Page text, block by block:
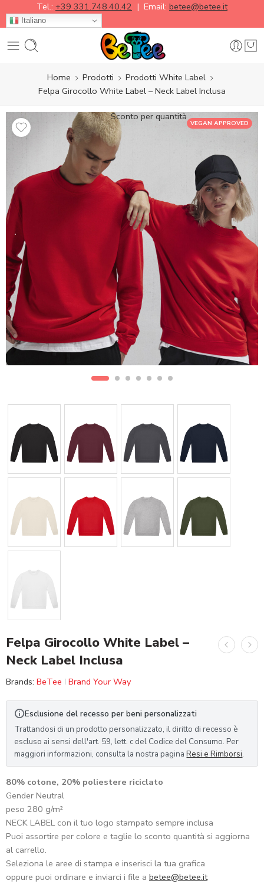
Tel.: +39 331.748.40.42 | Email: betee@betee.it
Italiano
Home Prodotti
Prodotti White Label
Felpa Girocollo White Label – Neck Label Inclusa
VEGAN APPROVED
Sconto per quantità
Felpa Girocollo White Label –
Neck Label Inclusa
Brands: BeTee Brand Your Way
Esclusione del recesso per beni personalizzati
Trattandosi di un prodotto personalizzato, il diritto di recesso è
escluso ai sensi dell'art. 59, lett. c del Codice del Consumo. Per
maggiori informazioni, consulta la nostra paginaResi e Rimborsi.
80% cotone, 20% poliestere riciclato
Gender Neutral
peso 280 g/m²
NECK LABEL con il tuo logo stampato sempre inclusa
Puoi assortire per colore e taglie lo sconto quantità si aggiorna
al carrello.
Seleziona le aree di stampa e inserisci la tua grafica
oppure puoi ordinare e inviarci i file a betee@betee.it